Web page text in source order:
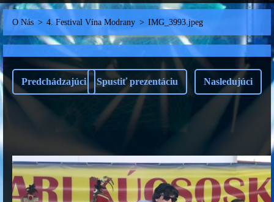
O Nás > 4. Festival Vína Modrany > IMG_3993.jpeg
Predchádzajúci Spustiť prezentáciu Nasledujúci